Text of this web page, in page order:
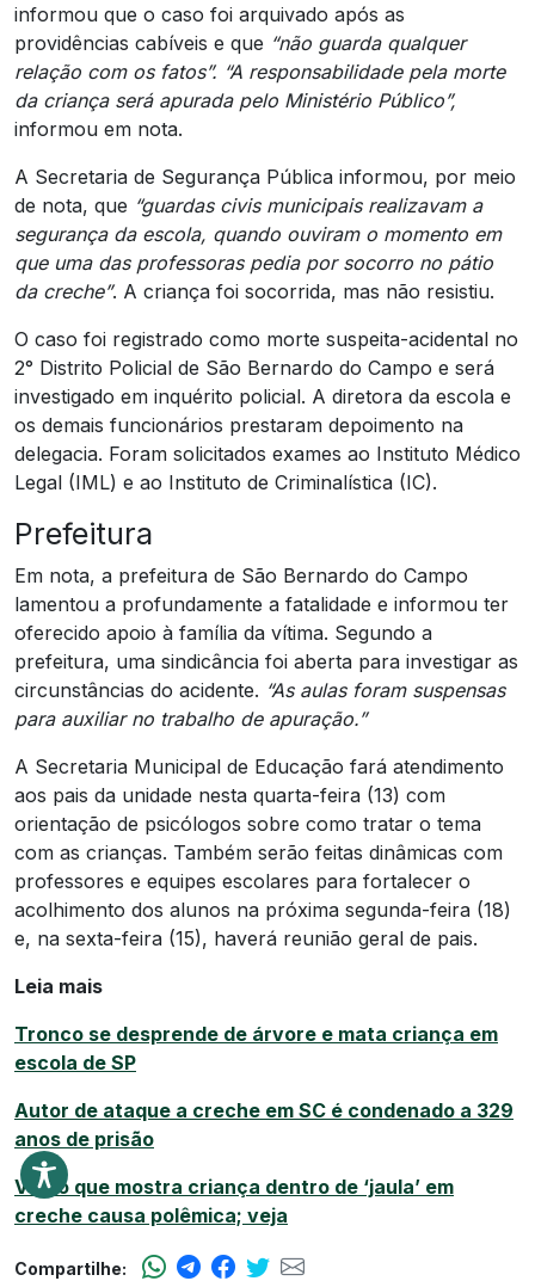
informou que o caso foi arquivado após as
providências cabíveis e que “não guarda qualquer
relação com os fatos”. “A responsabilidade pela morte
da criança será apurada pelo Ministério Público”,
informou em nota.
A Secretaria de Segurança Pública informou, por meio
de nota, que “guardas civis municipais realizavam a
segurança da escola, quando ouviram o momento em
que uma das professoras pedia por socorro no pátio
da creche”. A criança foi socorrida, mas não resistiu.
O caso foi registrado como morte suspeita-acidental no
2° Distrito Policial de São Bernardo do Campo e será
investigado em inquérito policial. A diretora da escola e
os demais funcionários prestaram depoimento na
delegacia. Foram solicitados exames ao Instituto Médico
Legal (IML) e ao Instituto de Criminalística (IC).
Prefeitura
Em nota, a prefeitura de São Bernardo do Campo
lamentou a profundamente a fatalidade e informou ter
oferecido apoio à família da vítima. Segundo a
prefeitura, uma sindicância foi aberta para investigar as
circunstâncias do acidente. “As aulas foram suspensas
para auxiliar no trabalho de apuração.”
A Secretaria Municipal de Educação fará atendimento
aos pais da unidade nesta quarta-feira (13) com
orientação de psicólogos sobre como tratar o tema
com as crianças. Também serão feitas dinâmicas com
professores e equipes escolares para fortalecer o
acolhimento dos alunos na próxima segunda-feira (18)
e, na sexta-feira (15), haverá reunião geral de pais.
Leia mais
Tronco se desprende de árvore e mata criança em
escola de SP
Autor de ataque a creche em SC é condenado a 329
anos de prisão
Vídeo que mostra criança dentro de ‘jaula’ em
creche causa polêmica; veja
Compartilhe: